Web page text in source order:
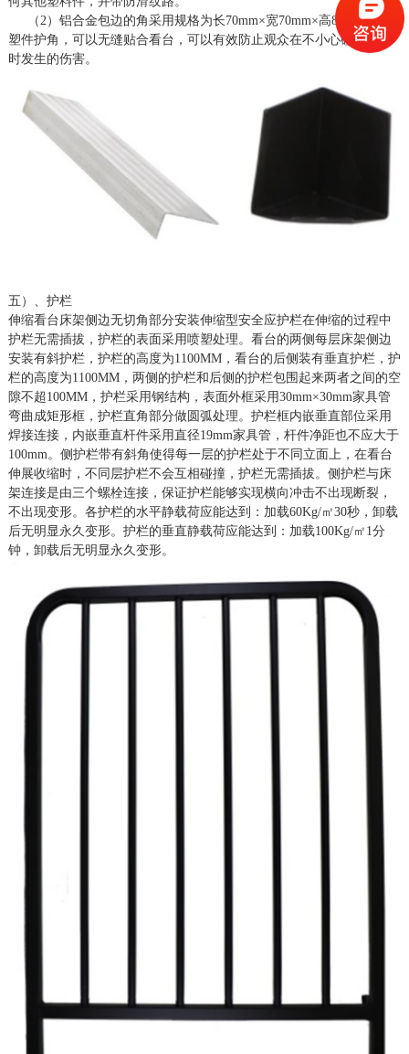
（ 2）铝合金包边的角采用规格为长70mm×宽70mm×高85mm的注
塑件护角，可以无缝贴合看台，可以有效防止观众在不小心碰撞看台
时发生的伤害。
五）、护栏
伸缩看台床架侧边无切角部分安装伸缩型安全应护栏在伸缩的过程中
护栏无需插拔，护栏的表面采用喷塑处理。看台的两侧每层床架侧边
安装有斜护栏，护栏的高度为1100MM，看台的后侧装有垂直护栏，护
栏的高度为1100MM，两侧的护栏和后侧的护栏包围起来两者之间的空
隙不超 100MM，护栏采用钢结构，表面外框采用30mm×30mm家具管
弯曲成矩形框，护栏直角部分做圆弧处理。护栏框内嵌垂直部位采用
焊接连接，内嵌垂直杆件采用直径19mm家具管，杆件净距也不应大于
100mm。 侧护栏带有斜角使得每一层的护栏处于不同立面上， 在看台
伸展收缩时，不同层护栏不会互相碰撞，护栏无需插拔。侧护栏与床
架连接是由三个螺栓连接，保证护栏能够实现横向冲击不出现断裂，
不出现变形。 各护栏的水平静载荷应能达到：加载60Kg/㎡30秒，卸载
后无明显永久变形。护栏的垂直静载荷应能达到：加载100Kg/㎡1分
钟，卸载后无明显永久变形。